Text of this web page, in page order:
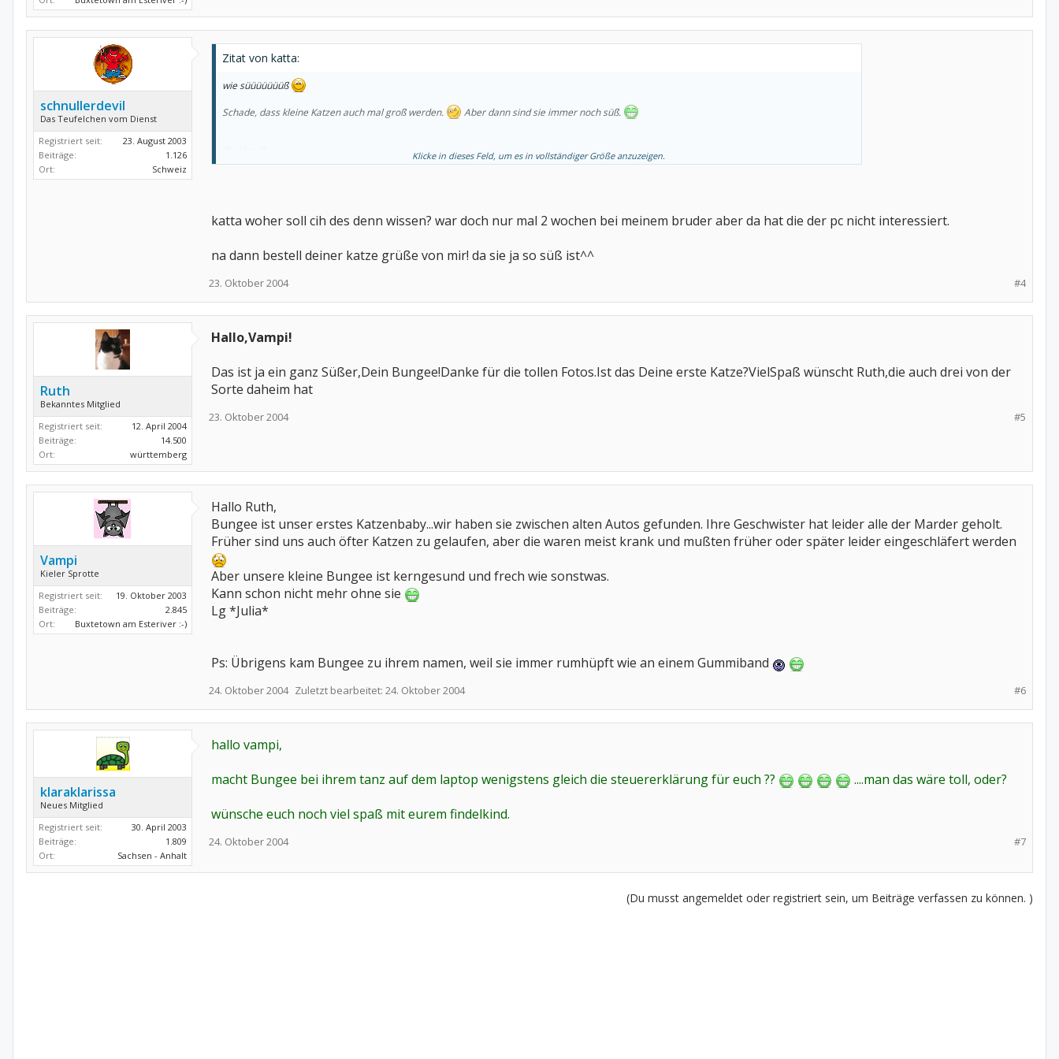
schnullerdevil
Das Teufelchen vom Dienst
Registriert seit:
23. August 2003
Beiträge:
1.126
Ort:
Schweiz
Zitat von katta:
wie süüüüüüüß
Schade, dass kleine Katzen auch mal groß werden.
Aber dann sind sie immer noch süß.
Klicke in dieses Feld, um es in vollständiger Größe anzuzeigen.
katta woher soll cih des denn wissen? war doch nur mal 2 wochen bei meinem bruder aber da hat die der pc nicht interessiert.
na dann bestell deiner katze grüße von mir! da sie ja so süß ist^^
#4
23. Oktober 2004
Ruth
Bekanntes Mitglied
Registriert seit:
12. April 2004
Beiträge:
14.500
Ort:
württemberg
Hallo,Vampi!
Das ist ja ein ganz Süßer,Dein Bungee!Danke für die tollen Fotos.Ist das Deine erste Katze?VielSpaß wünscht Ruth,die auch drei von der
Sorte daheim hat
#5
23. Oktober 2004
Vampi
Kieler Sprotte
Registriert seit:
19. Oktober 2003
Beiträge:
2.845
Ort:
Buxtetown am Esteriver :-)
Hallo Ruth,
Bungee ist unser erstes Katzenbaby...wir haben sie zwischen alten Autos gefunden. Ihre Geschwister hat leider alle der Marder geholt.
Früher sind uns auch öfter Katzen zu gelaufen, aber die waren meist krank und mußten früher oder später leider eingeschläfert werden
Aber unsere kleine Bungee ist kerngesund und frech wie sonstwas.
Kann schon nicht mehr ohne sie
Lg *Julia*
Ps: Übrigens kam Bungee zu ihrem namen, weil sie immer rumhüpft wie an einem Gummiband
#6
24. Oktober 2004 Zuletzt bearbeitet: 24. Oktober 2004
klaraklarissa
Neues Mitglied
Registriert seit:
30. April 2003
Beiträge:
1.809
Ort:
Sachsen - Anhalt
hallo vampi,
macht Bungee bei ihrem tanz auf dem laptop wenigstens gleich die steuererklärung für euch ??
....man das wäre toll, oder?
wünsche euch noch viel spaß mit eurem findelkind.
#7
24. Oktober 2004
(Du musst angemeldet oder registriert sein, um Beiträge verfassen zu können. )